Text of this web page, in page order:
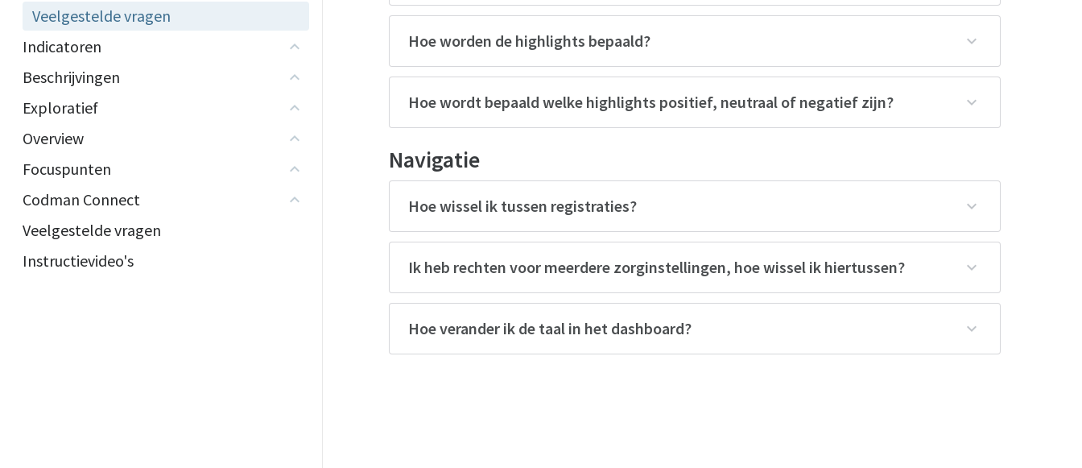
Veelgestelde vragen
Indicatoren
Beschrijvingen
Exploratief
Overview
Focuspunten
Codman Connect
Veelgestelde vragen
Instructievideo's
Hoe worden de highlights bepaald?
Hoe wordt bepaald welke highlights positief, neutraal of negatief zijn?
Navigatie
Hoe wissel ik tussen registraties?
Ik heb rechten voor meerdere zorginstellingen, hoe wissel ik hiertussen?
Hoe verander ik de taal in het dashboard?